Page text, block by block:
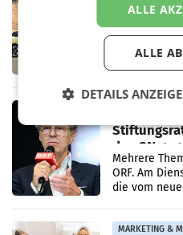
verdoppelt
– Im Juli
wichtigen
101.267
Ergebnis
verdoppelte
den SN
Mehrere
ORF. Am
die vom
MARKETING &
ALLE
ALLE
DETAILS